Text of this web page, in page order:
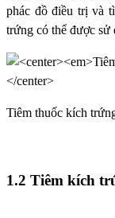
phác đồ điều trị và
trứng có thể được sử
Tiêm thuốc kích
1.2 Tiêm kích